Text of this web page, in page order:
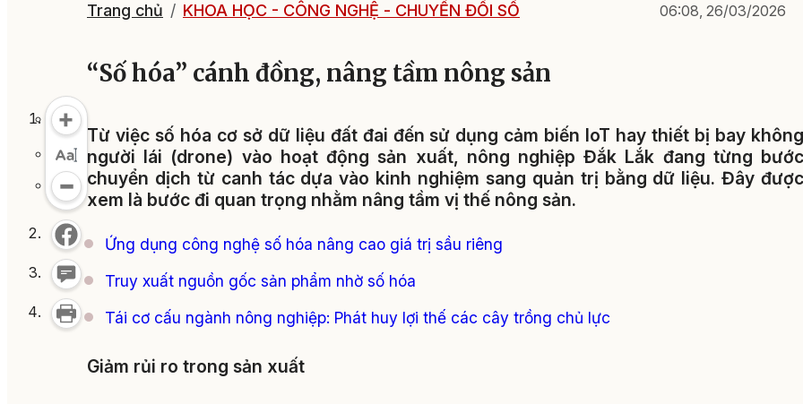
Trang chủ KHOA HỌC - CÔNG NGHỆ - CHUYỂN ĐỔI SỐ 06:08, 26/03/2026
“Số hóa” cánh đồng, nâng tầm nông sản
Từ việc số hóa cơ sở dữ liệu đất đai đến sử dụng cảm biến IoT hay thiết bị bay không
người lái (drone) vào hoạt động sản xuất, nông nghiệp Đắk Lắk đang từng bước
chuyển dịch từ canh tác dựa vào kinh nghiệm sang quản trị bằng dữ liệu. Đây được
xem là bước đi quan trọng nhằm nâng tầm vị thế nông sản.
Ứng dụng công nghệ số hóa nâng cao giá trị sầu riêng
Truy xuất nguồn gốc sản phẩm nhờ số hóa
Tái cơ cấu ngành nông nghiệp: Phát huy lợi thế các cây trồng chủ lực
Giảm rủi ro trong sản xuất